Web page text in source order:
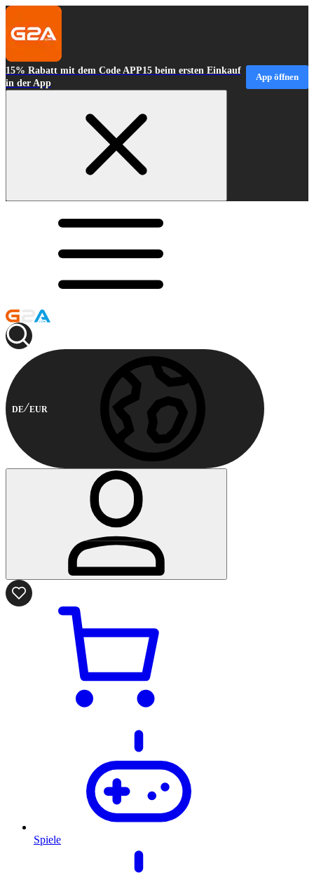
15% Rabatt mit dem Code APP15 beim ersten Einkauf
in der App
App öffnen
DE EUR
Spiele